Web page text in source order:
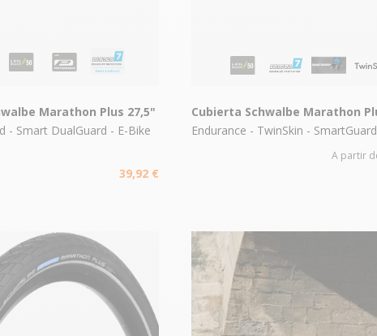
Marathon Plus 27,5"
- Smart DualGuard - E-Bike
39,92 €
Cubierta Schwalbe Marathon
Endurance - TwinSkin - SmartGuard
A partir